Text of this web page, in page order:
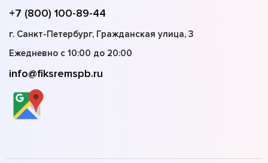
+7 (800) 100-89-44
г. Санкт-Петербург, Гражданская улица, 3
Ежедневно с 10:00 до 20:00
info@fiksremspb.ru